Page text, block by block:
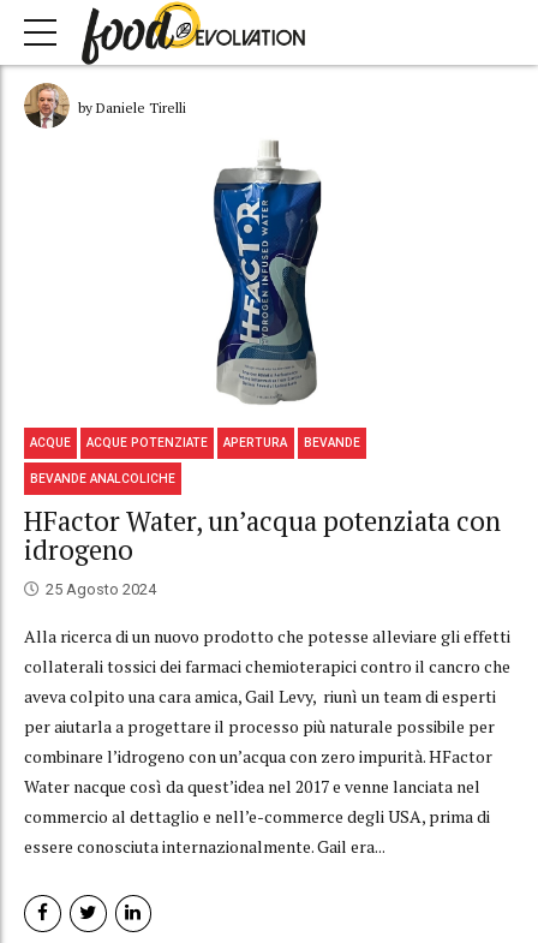
by Daniele Tirelli
ACQUE ACQUE POTENZIATE APERTURA BEVANDE
BEVANDE ANALCOLICHE
HFactor Water, un’acqua potenziata con
idrogeno
25 Agosto 2024
Alla ricerca di un nuovo prodotto che potesse alleviare gli effetti
collaterali tossici dei farmaci chemioterapici contro il cancro che
aveva colpito una cara amica, Gail Levy, riunì un team di esperti
per aiutarla a progettare il processo più naturale possibile per
combinare l’idrogeno con un’acqua con zero impurità. HFactor
Water nacque così da quest’idea nel 2017 e venne lanciata nel
commercio al dettaglio e nell’e-commerce degli USA, prima di
essere conosciuta internazionalmente. Gail era...